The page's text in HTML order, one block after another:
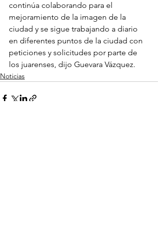
continúa colaborando para el
mejoramiento de la imagen de la
ciudad y se sigue trabajando a diario
en diferentes puntos de la ciudad con
peticiones y solicitudes por parte de
los juarenses, dijo Guevara Vázquez.
Noticias